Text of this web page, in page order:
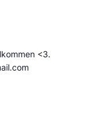
<3.